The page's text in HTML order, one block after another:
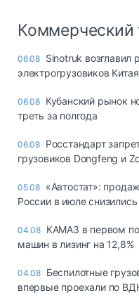
Коммерческий
06.08 Sinotruk
электрогрузовиков
06.08 Кубанский рынок
треть за полгода
06.08 Росстандарт
грузовиков Dongfeng и
05.08 «Автостат»:
России в июле
04.08 КАМАЗ в первом
машин в лизинг на 12,8%
04.08 Беспилотные
впервые проехали по